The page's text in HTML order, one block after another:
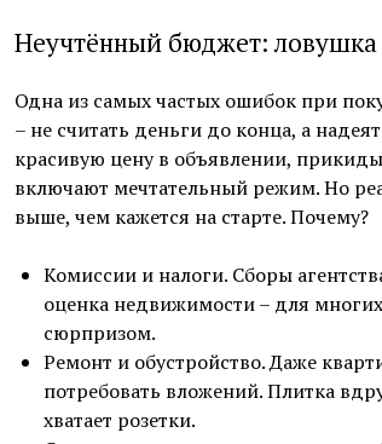
Неучтённый бюджет:
Одна из самых частых ошибок при
– не считать деньги до конца, а
красивую цену в объявлении,
включают мечтательный режим. Но
выше, чем кажется на старте. Почему?
Комиссии и налоги. Сборы
оценка недвижимости – для
сюрпризом.
Ремонт и обустройство. Даже
потребовать вложений. Плитка
хватает розетки.